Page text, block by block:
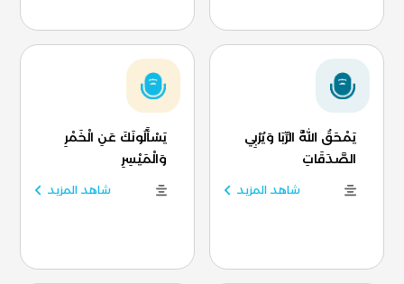
يَمْحَقُ اللَّهُ الرِّبَا وَيُرْبِي
الصَّدَقَاتِ
شاهد المزيد
يَسْأَلُونَكَ عَنِ الْخَمْرِ
وَالْمَيْسِرِ
شاهد المزيد